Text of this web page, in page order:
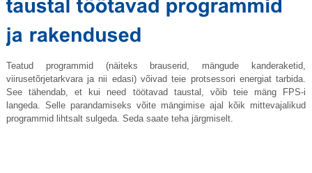
Teatud programmid (näiteks brauserid, mängude kanderaketid,
viirusetõrjetarkvara ja nii edasi) võivad teie protsessori energiat tarbida.
See tähendab, et kui need töötavad taustal, võib teie mäng FPS-i
langeda. Selle parandamiseks võite mängimise ajal kõik mittevajalikud
programmid lihtsalt sulgeda. Seda saate teha järgmiselt.